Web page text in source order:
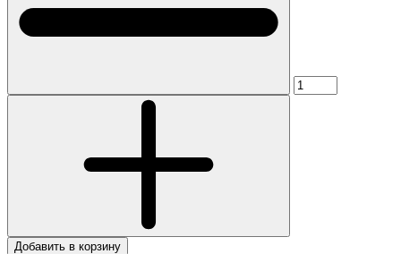
Добавить в корзину